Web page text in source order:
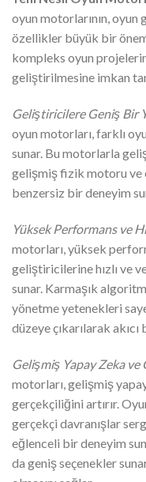
oyun motorlarının,
özellikler büyük bir
kompleks oyun
geliştirilmesine imkan
Geliştiricilere Geniş Bir
oyun motorları, farklı
sunar. Bu motorlarla
gelişmiş fizik motoru ve
benzersiz bir deneyim
Yüksek Performans ve
motorları, yüksek
geliştiricilerine hızlı ve
sunar. Karmaşık
yönetme yetenekleri
düzeye çıkarılarak akıcı
Gelişmiş Yapay Zeka
motorları, gelişmiş
gerçekçiliğini artırır.
gerçekçi davranışlar
eğlenceli bir deneyim
da geniş seçenekler